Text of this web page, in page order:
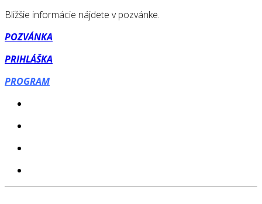
Bližšie informácie nájdete v pozvánke.
POZVÁNKA
PRIHLÁŠKA
PROGRAM